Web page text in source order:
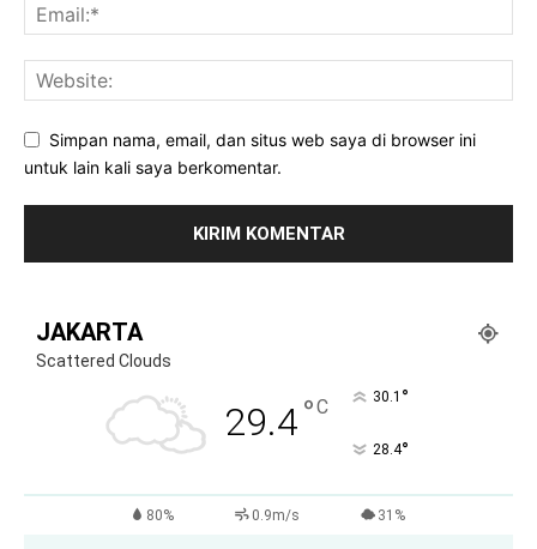
Simpan nama, email, dan situs web saya di browser ini
untuk lain kali saya berkomentar.
JAKARTA
Scattered Clouds
29.4°C 30.1 °
28.4°
80% 0.9m/s 31%